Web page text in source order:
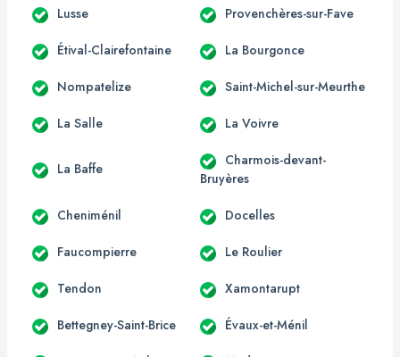
Lusse Provenchères-sur-Fave
Étival-Clairefontaine La Bourgonce
Nompatelize Saint-Michel-sur-Meurthe
La Salle La Voivre
La Baffe
Charmois-devant-
Bruyères
Cheniménil Docelles
Faucompierre Le Roulier
Tendon Xamontarupt
Bettegney-Saint-Brice Évaux-et-Ménil